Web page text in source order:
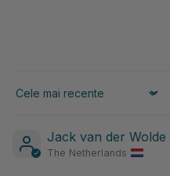
Sort by
Jack van der Wolde
The Netherlands